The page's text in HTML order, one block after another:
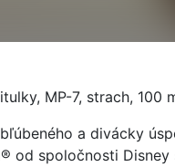
MP-7, strach, 100
a divácky
od spoločnosti Disney